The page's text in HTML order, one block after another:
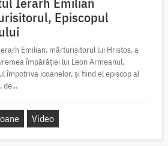
Episcopul
Emilian, mărturisitorul lui Hristos, a
împărăției lui Leon Armeanul,
împotriva icoanelor, și fiind el episcop al
de...
Video